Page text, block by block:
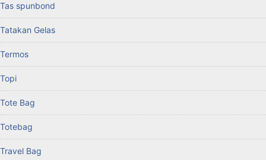
Tas spunbond
Tatakan Gelas
Termos
Topi
Tote Bag
Totebag
Travel Bag